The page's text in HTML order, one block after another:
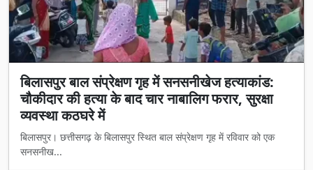
बिलासपुर बाल संप्रेक्षण गृह में सनसनीखेज हत्याकांड:
चौकीदार की हत्या के बाद चार नाबालिग फरार, सुरक्षा
व्यवस्था कठघरे में
बिलासपुर। छत्तीसगढ़ के बिलासपुर स्थित बाल संप्रेक्षण गृह में रविवार को एक
सनसनीख...